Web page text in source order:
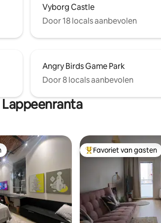
Vyborg Castle
Door 18 locals aanbevolen
Angry Birds Game Park
Door 8 locals aanbevolen
Topfavoriet van gasten
Favoriet van gasten